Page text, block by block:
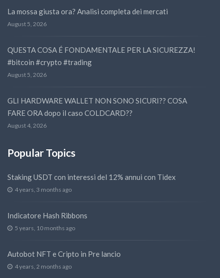
La mossa giusta ora? Analisi completa dei mercati
August 5, 2026
QUESTA COSA É FONDAMENTALE PER LA SICUREZZA!
#bitcoin #crypto #trading
August 5, 2026
GLI HARDWARE WALLET NON SONO SICURI?? COSA
FARE ORA dopo il caso COLDCARD??
August 4, 2026
Popular Topics
Staking USDT con interessi del 12% annui con Tidex
4 years, 3 months ago
Indicatore Hash Ribbons
5 years, 10 months ago
Autobot NFT e Cripto in Pre lancio
4 years, 2 months ago